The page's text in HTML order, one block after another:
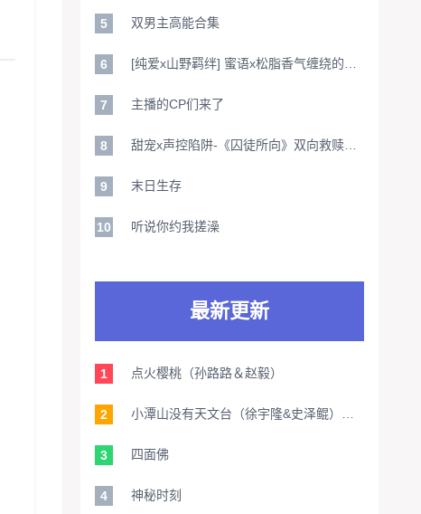
5 双男主高能合集
6
7 主播的CP们来了
8
9 末日生存
10 听说你约我搓澡
最新更新
1 点火樱桃（孙路路＆赵毅）
2
3 四面佛
4 神秘时刻